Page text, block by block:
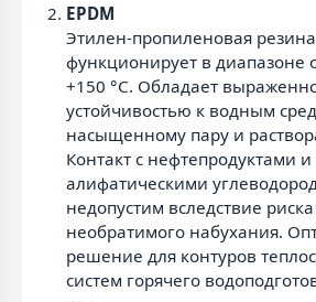
EPDM
Этилен-пропиленовая резина
функционирует в диапазоне
+150 °С. Обладает
устойчивостью к водным
насыщенному пару и
Контакт с нефтепродуктами и
алифатическими
недопустим вследствие риска
необратимого набухания.
решение для контуров
систем горячего